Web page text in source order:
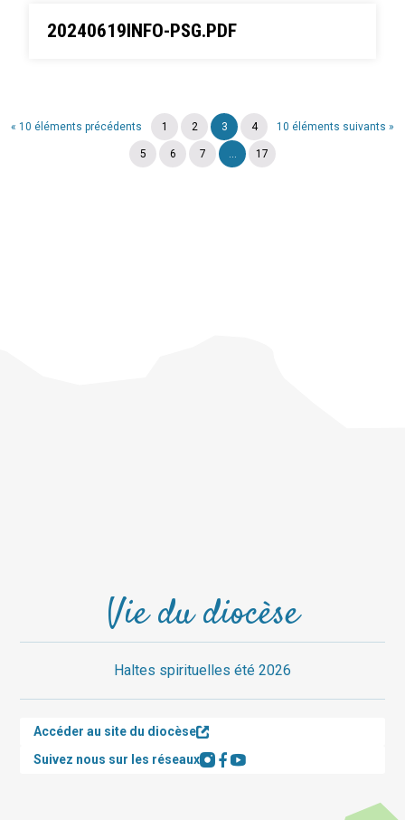
20240619INFO-PSG.PDF
« 10 éléments précédents 10 éléments suivants »
1 2 3 4
5 6 7 ... 17
Vie du diocèse
Haltes spirituelles été 2026
Accéder au site du diocèse
Suivez nous sur les réseaux